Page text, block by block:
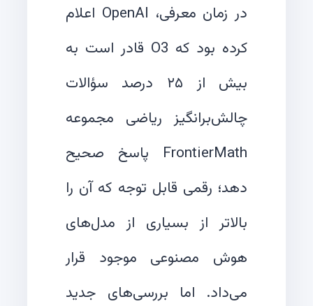
در زمان معرفی، OpenAI اعلام
کرده بود که O3 قادر است به
بیش از ۲۵ درصد سؤالات
چالش‌برانگیز ریاضی مجموعه
FrontierMath پاسخ صحیح
دهد؛ رقمی قابل توجه که آن را
بالاتر از بسیاری از مدل‌های
هوش مصنوعی موجود قرار
می‌داد. اما بررسی‌های جدید